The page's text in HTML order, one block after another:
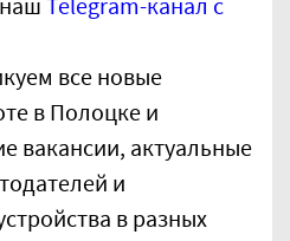
все новые
в Полоцке и
вакансии, актуальные
и
в разных